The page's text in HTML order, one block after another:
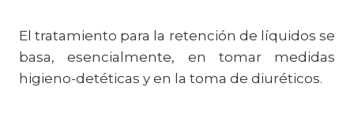
El tratamiento para la retención de líquidos se
basa, esencialmente, en tomar medidas
higieno-detéticas y en la toma de diuréticos.